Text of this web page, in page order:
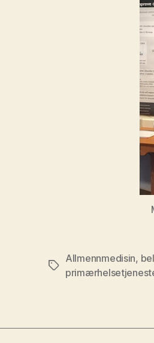
Stikkord
Allmennmedisin,